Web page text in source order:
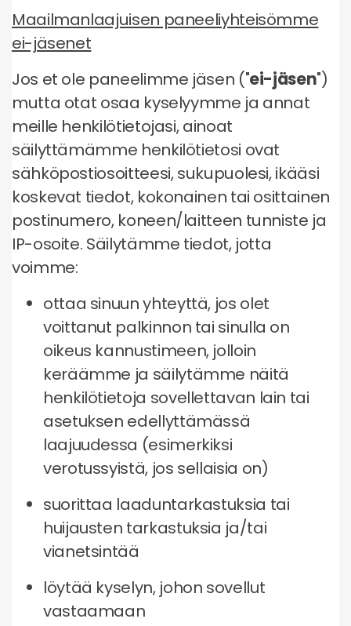
Maailmanlaajuisen paneeliyhteisömme
ei-jäsenet
Jos et ole paneelimme jäsen ("ei-jäsen")
mutta otat osaa kyselyymme ja annat
meille henkilötietojasi, ainoat
säilyttämämme henkilötietosi ovat
sähköpostiosoitteesi, sukupuolesi, ikääsi
koskevat tiedot, kokonainen tai osittainen
postinumero, koneen/laitteen tunniste ja
IP-osoite. Säilytämme tiedot, jotta
voimme:
ottaa sinuun yhteyttä, jos olet
voittanut palkinnon tai sinulla on
oikeus kannustimeen, jolloin
keräämme ja säilytämme näitä
henkilötietoja sovellettavan lain tai
asetuksen edellyttämässä
laajuudessa (esimerkiksi
verotussyistä, jos sellaisia on)
suorittaa laaduntarkastuksia tai
huijausten tarkastuksia ja/tai
vianetsintää
löytää kyselyn, johon sovellut
vastaamaan